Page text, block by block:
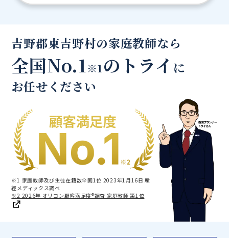
吉野郡東吉野村の家庭教師なら
全国No.1※1のトライ に
お任せください
※1 家庭教師及び生徒在籍数全国1位 2023年1月16日 産
經メディックス調べ
※2 2026年 オリコン顧客満足度®調査 家庭教師 第1位